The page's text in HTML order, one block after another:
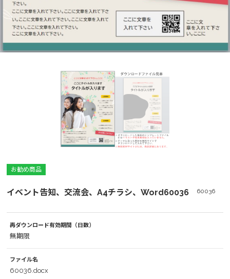
お勧め商品
イベント告知、交流会、A4チラシ、Word60036 60036
再ダウンロード有効期間（日数）
無期限
ファイル名
60036.docx